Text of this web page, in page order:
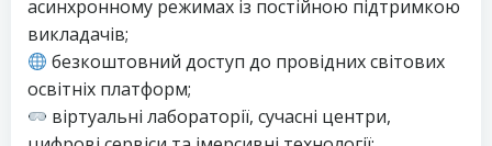
асинхронному режимах із постійною підтримкою
викладачів;
безкоштовний доступ до провідних світових
освітніх платформ;
віртуальні лабораторії, сучасні центри,